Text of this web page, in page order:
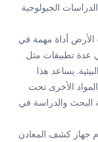
الجيولوجية
أداة مهمة في
عدة تطبيقات مثل
يساعد هذا
الأخرى تحت
والدراسة في
جهاز كشف المعادن